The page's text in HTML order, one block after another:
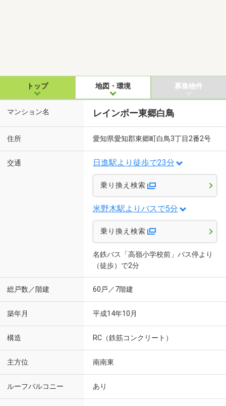
トップ 地図・環境 募集物件
マンション名 レインボー東郷白鳥
住所 愛知県愛知郡東郷町白鳥3丁目2番2号
交通 日進駅より徒歩で23分
乗り換え検索
米野木駅よりバスで5分
乗り換え検索
名鉄バス「高嶺小学校前」バス停より
（徒歩）で2分
総戸数／階建 60戸／7階建
築年月 平成14年10月
構造 RC（鉄筋コンクリート）
主方位 南南東
ルーフバルコニー あり